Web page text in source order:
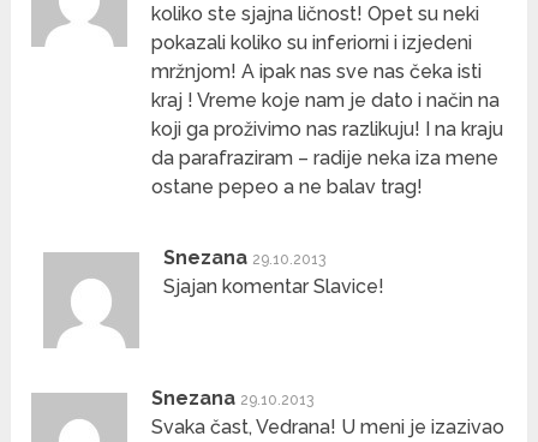
koliko ste sjajna ličnost! Opet su neki
pokazali koliko su inferiorni i izjedeni
mržnjom! A ipak nas sve nas čeka isti
kraj ! Vreme koje nam je dato i način na
koji ga proživimo nas razlikuju! I na kraju
da parafraziram – radije neka iza mene
ostane pepeo a ne balav trag!
Snezana 29.10.2013
Sjajan komentar Slavice!
Snezana 29.10.2013
Svaka čast, Vedrana! U meni je izazivao